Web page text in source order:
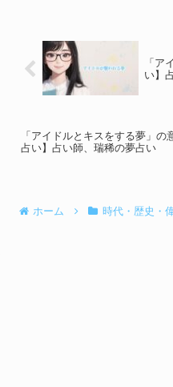
「ア
い】
「アイドルとキスをする夢」の
占い】占い師、瑞稀の夢占い
ホーム 時代・歴史・